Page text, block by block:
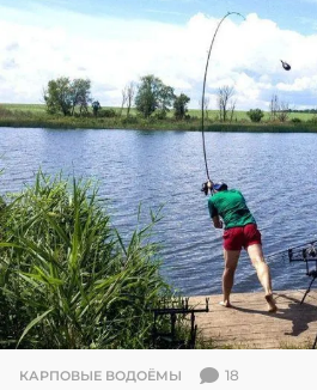
КАРПОВЫЕ ВОДОЁМЫ 18